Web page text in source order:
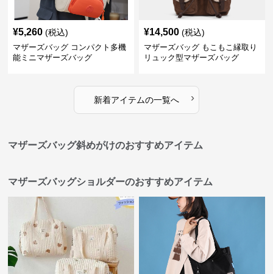
¥5,260 (税込)
マザーズバッグ コンパクト多機
能ミニマザーズバッグ
¥14,500 (税込)
マザーズバッグ もこもこ縁取り
リュック型マザーズバッグ
新着アイテムの一覧へ ›
マザーズバッグ斜めがけのおすすめアイテム
マザーズバッグショルダーのおすすめアイテム